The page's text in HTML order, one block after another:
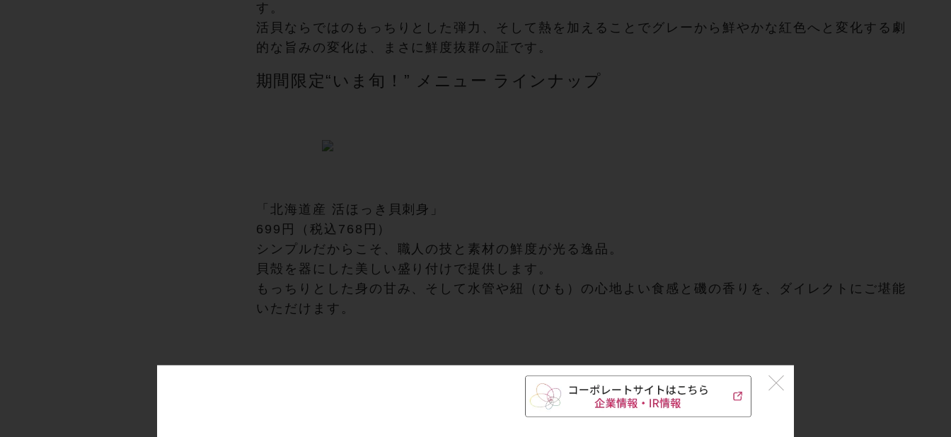
す。
活貝ならではのもっちりとした弾力、そして熱を加えることでグレーから鮮やかな紅色へと変化する劇
的な旨みの変化は、まさに鮮度抜群の証です。
期間限定“いま旬！” メニュー ラインナップ
「北海道産 活ほっき貝刺身」
699円（税込768円）
シンプルだからこそ、職人の技と素材の鮮度が光る逸品。
貝殻を器にした美しい盛り付けで提供します。
もっちりとした身の甘み、そして水管や紐（ひも）の心地よい食感と磯の香りを、ダイレクトにご堪能
いただけます。